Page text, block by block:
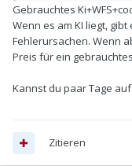
Gebrauchtes
Wenn es am KI liegt,
Fehlerursachen. Wenn
Preis für ein
Kannst du paar Tage
Zitieren